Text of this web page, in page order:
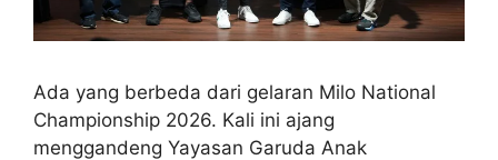
Ada yang berbeda dari gelaran Milo National
Championship 2026. Kali ini ajang
menggandeng Yayasan Garuda Anak